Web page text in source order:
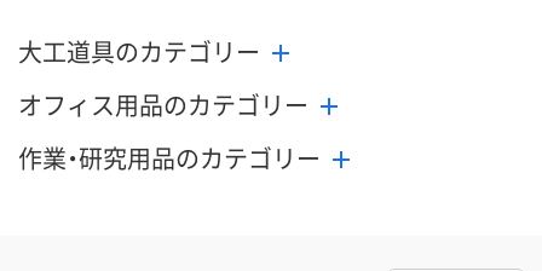
カゴへ
大工道具のカテゴリー
オフィス用品のカテゴリー
作業・研究用品のカテゴリー